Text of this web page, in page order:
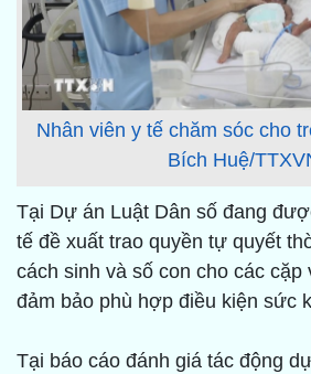
Nhân viên y tế chăm sóc cho
Bích Huệ/
Tại Dự án Luật Dân số đang
tế đề xuất trao quyền tự quyết
cách sinh và số con cho các cặp
đảm bảo phù hợp điều kiện sức
Tại báo cáo đánh giá tác động